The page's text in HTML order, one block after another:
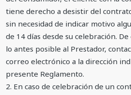
tiene derecho a desistir del
sin necesidad de indicar motivo
de 14 días desde su celebración.
lo antes posible al Prestador,
correo electrónico a la dirección
presente Reglamento.
2. En caso de celebración de un